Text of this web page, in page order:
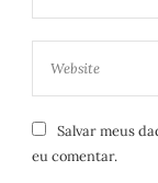
Salvar meus
eu comentar.